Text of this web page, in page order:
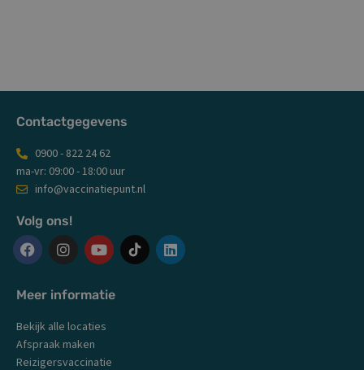
Contactgegevens
0900 - 822 24 62
ma-vr: 09:00 - 18:00 uur
info@vaccinatiepunt.nl
Volg ons!
F
c
e
b
o
o
k
I
s
t
a
g
r
a
Y
u
t
b
L
Meer informatie
Bekijk alle locaties
Afspraak maken
Reizigersvaccinatie